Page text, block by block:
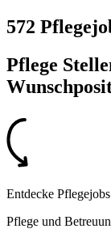
572
Pflege
Entdecke
Pflege und